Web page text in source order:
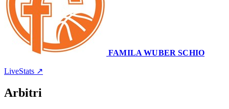
FAMILA WUBER SCHIO
LiveStats ↗
Arbitri